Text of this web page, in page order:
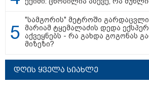
პოლიტიკა
"სამგორის" მეტროში
მარიამ ტყემალაძის დედა
აქვეყნებს - რა გახდა გოგონას
მიზეზი?
დღის ყველა სიახლე